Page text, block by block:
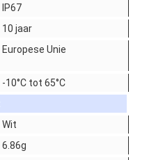
IP67
10 jaar
Europese Unie
-10°C tot 65°C
Wit
6.86g